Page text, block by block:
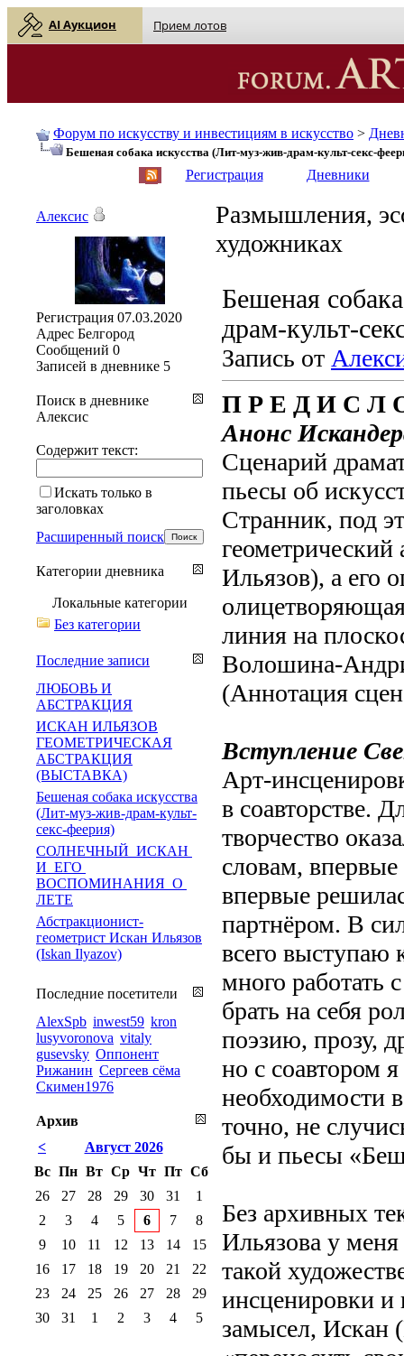
AI Аукцион Прием лотов
Форум по искусству и инвестициям в искусство >
Бешеная собака искусства (Лит-муз-жив-драм-культ-секс-
Регистрация Дневники
Размышления,
художниках
Бешеная
драм-культ-
Запись от
П Р Е Д И С Л
Анонс
Сценарий
пьесы об
Странник, под
Ильязов), а его
линия на
Волошина-
(Аннотация
Вступление
Арт-
в соавторстве.
творчество
словам,
впервые
партнёром. В
всего выступаю
много работать
брать на себя
поэзию, прозу,
но с соавтором
необходимости
точно, не
бы и пьесы
Без архивных
Ильязова у
такой
инсценировки и
замысел, Искан
Алексис
Регистрация 07.03.2020
Адрес Белгород
Сообщений 0
Записей в дневнике 5
Поиск в дневнике
Алексис
Содержит текст:
Искать только в
заголовках
Расширенный поиск
Категории дневника
Локальные категории
Без категории
Последние записи
ЛЮБОВЬ И
АБСТРАКЦИЯ
ИСКАН ИЛЬЯЗОВ
ГЕОМЕТРИЧЕСКАЯ
АБСТРАКЦИЯ
(ВЫСТАВКА)
Бешеная собака искусства
(Лит-муз-жив-драм-культ-
секс-феерия)
СОЛНЕЧНЫЙ ИСКАН
И ЕГО
ВОСПОМИНАНИЯ О
ЛЕТЕ
Абстракционист-
геометрист Искан Ильязов
(Iskan Ilyazov)
Последние посетители
AlexSpb inwest59 kron
lusyvoronova vitaly
gusevsky Оппонент
Рижанин Сергеев сёма
Скимен1976
Архив
<
Август 2026
Вс Пн Вт Ср Чт Пт Сб
26
27 28 29 30 31
1
2
3 4 5 6 7
8
9
10 11 12 13 14
15
16
17 18 19 20 21
22
23
24 25 26 27 28
29
30
31 1 2 3 4 5